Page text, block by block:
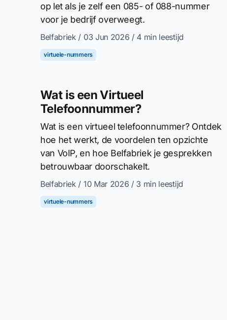
op let als je zelf een 085- of 088-nummer
voor je bedrijf overweegt.
Belfabriek / 03 Jun 2026 / 4 min leestijd
virtuele-nummers
Wat is een Virtueel
Telefoonnummer?
Wat is een virtueel telefoonnummer? Ontdek
hoe het werkt, de voordelen ten opzichte
van VoIP, en hoe Belfabriek je gesprekken
betrouwbaar doorschakelt.
Belfabriek / 10 Mar 2026 / 3 min leestijd
virtuele-nummers